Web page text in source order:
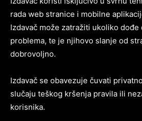
rada web stranice i mobilne
Izdavač može zatražiti ukoliko dođe
problema, te je njihovo slanje od
dobrovoljno.
Izdavač se obavezuje čuvati
slučaju teškog kršenja pravila ili
korisnika.